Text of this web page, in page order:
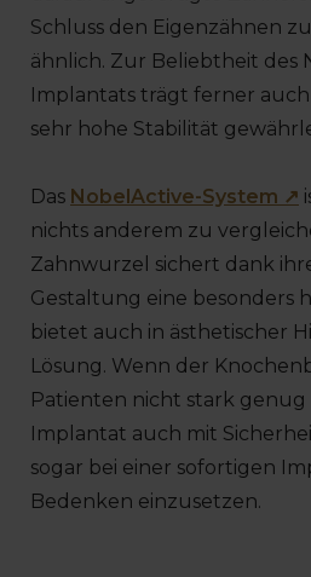
Schluss den Eigenzähnen
ähnlich. Zur Beliebtheit des
Implantats trägt ferner auch
sehr hohe Stabilität
Das NobelActive-System ↗
nichts anderem zu
Zahnwurzel sichert dank
Gestaltung eine besonders
bietet auch in ästhetischer
Lösung. Wenn der
Patienten nicht stark genug
Implantat auch mit
sogar bei einer sofortigen
Bedenken einzusetzen.